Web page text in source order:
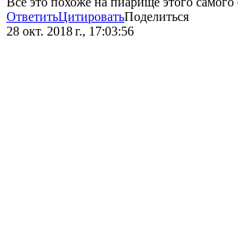
ОтветитьЦитироватьПоделиться
28 окт. 2018 г., 17:03:56